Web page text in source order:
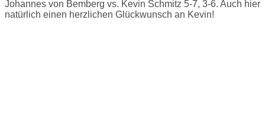
Johannes von Bemberg vs. Kevin Schmitz 5-7, 3-6. Auch hier
natürlich einen herzlichen Glückwunsch an Kevin!